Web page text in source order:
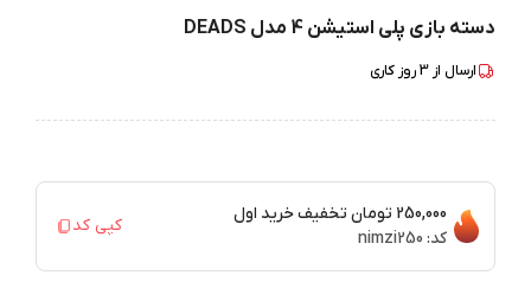
دسته بازی پلی استیشن 4 مدل DEADS
ارسال از 3روز کاری
250,000 تومان
تخفیف خرید اول
کد: nimzi250
کپی کد